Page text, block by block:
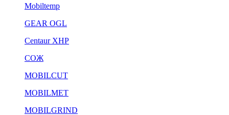
Mobiltemp
GEAR OGL
Centaur XHP
СОЖ
MOBILCUT
MOBILMET
MOBILGRIND